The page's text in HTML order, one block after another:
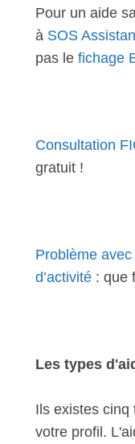
Pour un aide
à SOS
pas le fichage
Consultation
gratuit !
Problème
d’activité : que
Les types
Ils existes cinq
votre profil.